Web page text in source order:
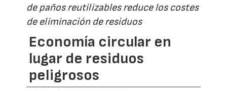
de paños reutilizables reduce los costes
de eliminación de residuos
Economía circular en
lugar de residuos
peligrosos